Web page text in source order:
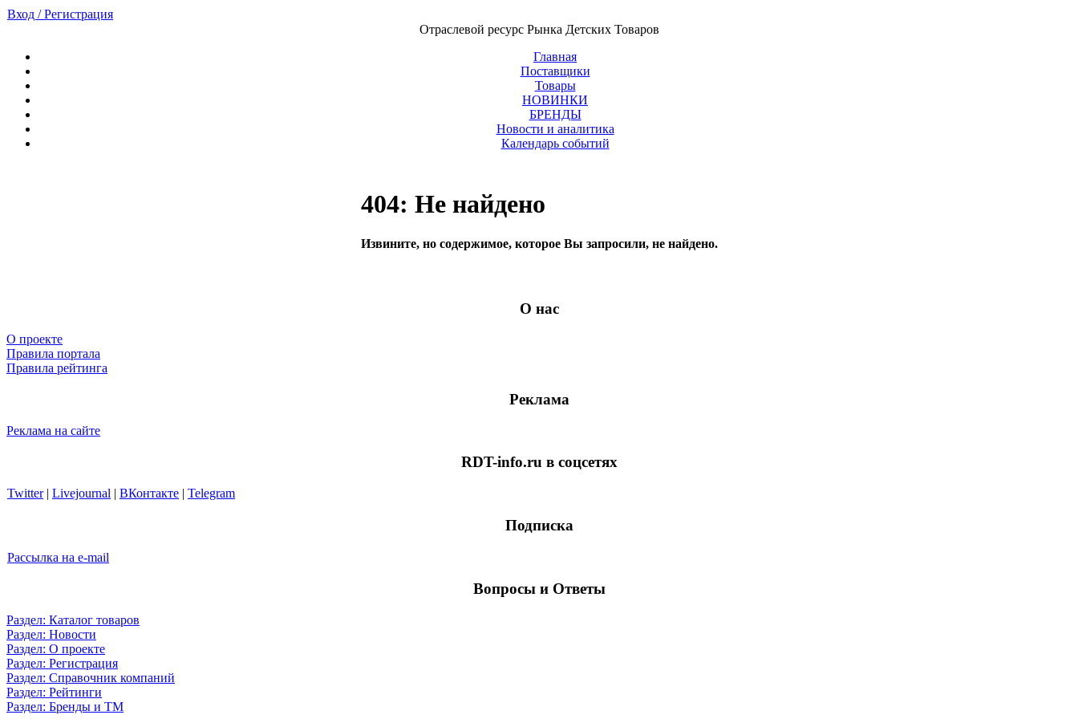
Вход / Регистрация
Отраслевой ресурс Рынка Детских Товаров
Главная
Поставщики
Товары
НОВИНКИ
БРЕНДЫ
Новости и аналитика
Календарь событий
404: Не найдено
Извините, но содержимое, которое Вы запросили, не найдено.
О нас
О проекте
Правила портала
Правила рейтинга
Реклама
Реклама на сайте
RDT-info.ru в соцсетях
Twitter| Livejournal | ВКонтакте | Telegram
Подписка
Рассылка на e-mail
Вопросы и Ответы
Раздел: Каталог товаров
Раздел: Новости
Раздел: О проекте
Раздел: Регистрация
Раздел: Справочник компаний
Раздел: Рейтинги
Раздел: Бренды и ТМ